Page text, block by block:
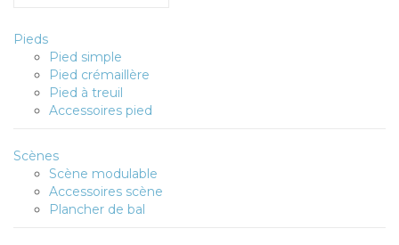
Pieds
Pied simple
Pied crémaillère
Pied à treuil
Accessoires pied
Scènes
Scène modulable
Accessoires scène
Plancher de bal